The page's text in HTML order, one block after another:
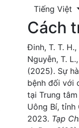
Tiếng Việt
Cách
Đinh, T. T. H.,
Nguyễn, T.
(2025). Sự
bệnh đối với
tại Trung
Uông Bí, tỉnh
2023. Tạp